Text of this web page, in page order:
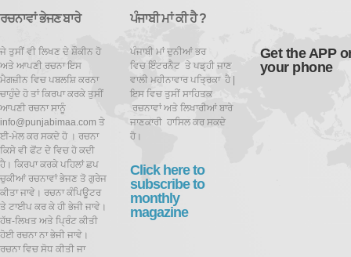
ਰਚਨਾਵਾਂ ਭੇਜਣ ਬਾਰੇ
ਜੇ ਤੁਸੀਂ ਵੀ ਲਿਖਣ ਦੇ ਸ਼ੌਕੀਨ ਹੋ
ਅਤੇ ਆਪਣੀ ਰਚਨਾ ਇਸ
ਮੈਗਜ਼ੀਨ ਵਿਚ ਪਬਲਸ਼ਿ ਕਰਨਾ
ਚਾਹੁੰਦੇ ਹੋ ਤਾਂ ਕਿਰਪਾ ਕਰਕੇ ਤੁਸੀਂ
ਆਪਣੀ ਰਚਨਾ ਸਾਨੂੰ
info@punjabimaa.com ਤੇ
ਈ-ਮੇਲ ਕਰ ਸਕਦੇ ਹੋ । ਰਚਨਾ
ਕਿਸੇ ਵੀ ਫੋਂਟ ਦੇ ਵਿਚ ਹੋ ਕਦੀ
ਹੈ। ਕਿਰਪਾ ਕਰਕੇ ਪਹਿਲਾਂ ਛਪ
ਚੁਕੀਆਂ ਰਚਨਾਵਾਂ ਭੇਜਣ ਤੋ ਗੁਰੇਜ
ਕੀਤਾ ਜਾਵੇ। ਰਚਨਾ ਕੰਪਿਊਟਰ
ਤੇ ਟਾਈਪ ਕਰ ਕੇ ਹੀ ਭੇਜੀ ਜਾਵੇ।
ਹੱਥ-ਲਿਖਤ ਅਤੇ ਪ੍ਰਿੰਟ ਕੀਤੀ
ਹੋਈ ਰਚਨਾ ਨਾ ਭੇਜੀ ਜਾਵੇ।
ਰਚਨਾ ਵਿਚ ਸੋਧ ਕੀਤੀ ਜਾ
ਪੰਜਾਬੀ ਮਾਂ ਕੀ ਹੈ ?
ਪੰਜਾਬੀ ਮਾਂ ਦੁਨੀਆਂ ਭਰ
ਵਿਚ ਇੰਟਰਨੈਟ ਤੇ ਪਡ਼੍ਹੀ ਜਾਣ
ਵਾਲੀ ਮਹੀਨਾਵਾਰ ਪਤ੍ਰਿਕਾ ਹੈ |
ਇਸ ਵਿਚ ਤੁਸੀਂ ਸਾਹਿਤਕ
ਰਚਨਾਵਾਂ ਅਤੇ ਲਿਖਾਰੀਆਂ ਬਾਰੇ
ਜਾਣਕਾਰੀ ਹਾਸਿਲ ਕਰ ਸਕਦੇ
ਹੋ।
Click here to
subscribe to
monthly
magazine
Get the APP
your phone